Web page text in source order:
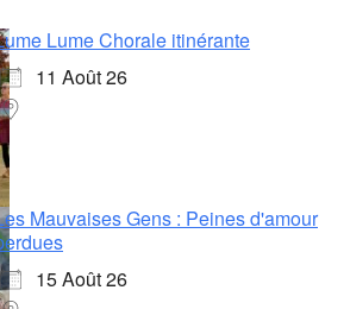
Lume Chorale itinérante
11 Août 26
Mauvaises Gens : Peines d'amour
15 Août 26